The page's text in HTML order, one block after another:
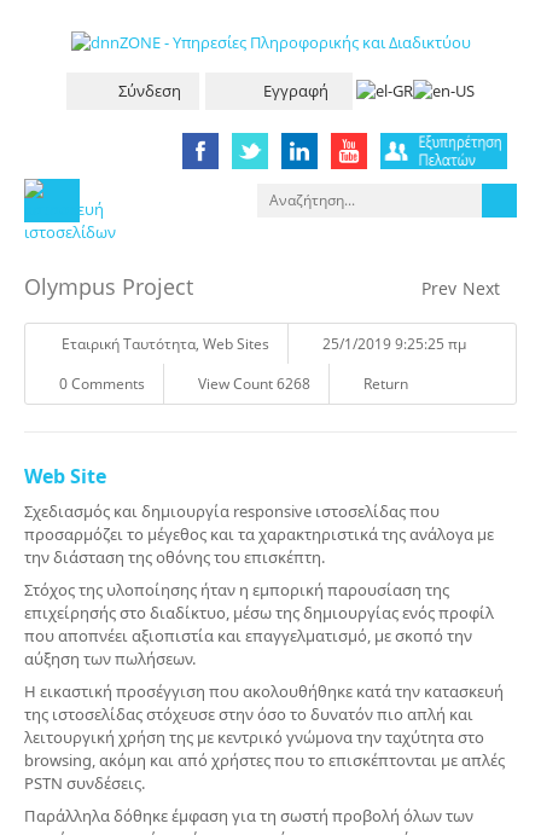
Σύνδεση Εγγραφή
Prev Next
Olympus Project
Eταιρική Tαυτότητα, Web Sites
25/1/2019 9:25:25 πμ
0 Comments
View Count 6268 Return
Web Site
Σχεδιασμός και δημιουργία responsive ιστοσελίδας που
προσαρμόζει το μέγεθος και τα χαρακτηριστικά της ανάλογα με
την διάσταση της οθόνης του επισκέπτη.
Στόχος της υλοποίησης ήταν η εμπορική παρουσίαση της
επιχείρησής στο διαδίκτυο, μέσω της δημιουργίας ενός προφίλ
που αποπνέει αξιοπιστία και επαγγελματισμό, με σκοπό την
αύξηση των πωλήσεων.
Η εικαστική προσέγγιση που ακολουθήθηκε κατά την κατασκευή
της ιστοσελίδας στόχευσε στην όσο το δυνατόν πιο απλή και
λειτουργική χρήση της με κεντρικό γνώμονα την ταχύτητα στο
browsing, ακόμη και από χρήστες που το επισκέπτονται με απλές
PSTN συνδέσεις.
Παράλληλα δόθηκε έμφαση για τη σωστή προβολή όλων των